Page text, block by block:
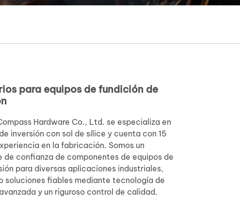
para equipos de fundición de
Hardware Co., Ltd. se especializa en
inversión con sol de sílice y cuenta con 15
en la fabricación. Somos un
confianza de componentes de equipos de
para diversas aplicaciones industriales,
soluciones fiables mediante tecnología de
y un riguroso control de calidad.